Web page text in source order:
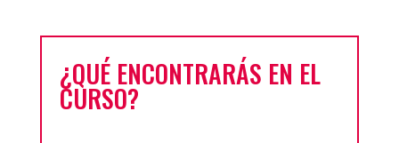
¿QUÉ ENCONTRARÁS EN EL
CURSO?